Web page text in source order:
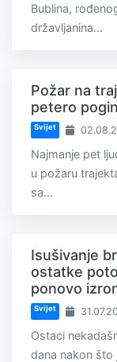
Bublina,
državljanina...
Požar na
petero
Svijet
Najmanje pet
u požaru
sa...
Isušivanje
ostatke
ponovo
Svijet
Ostaci
dana nakon što